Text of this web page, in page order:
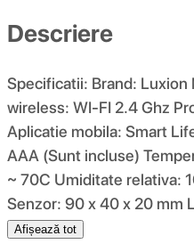
Descriere
Specificatii: Brand: Luxion
wireless: WI-FI 2.4 Ghz
Aplicatie mobila: Smart
AAA (Sunt incluse)
~ 70C Umiditate relativa:
Senzor: 90 x 40 x 20 mm
Afișează tot